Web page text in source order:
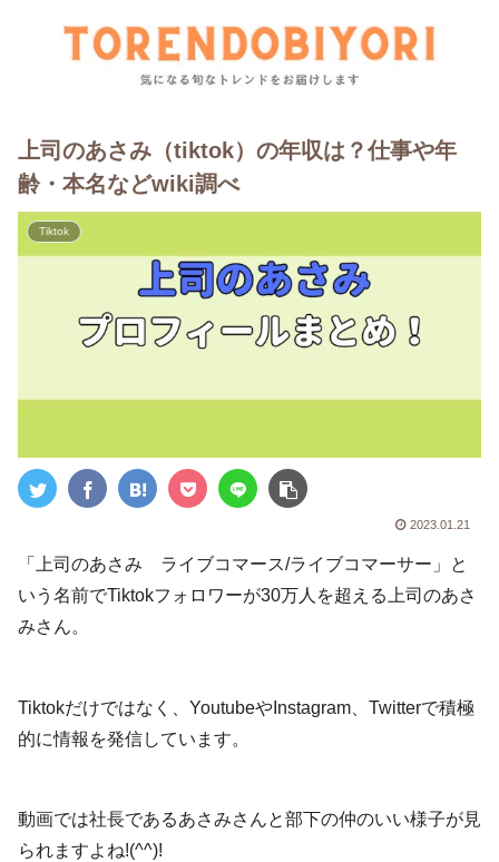
上司のあさみ（tiktok）の年収は？仕事や年
齢・本名などwiki調べ
Tiktok
2023.01.21
「上司のあさみ ライブコマース/ライブコマーサー」と
いう名前でTiktokフォロワーが30万人を超える上司のあさ
みさん。
Tiktokだけではなく、YoutubeやInstagram、Twitterで積極
的に情報を発信しています。
動画では社長であるあさみさんと部下の仲のいい様子が見
られますよね!(^^)!